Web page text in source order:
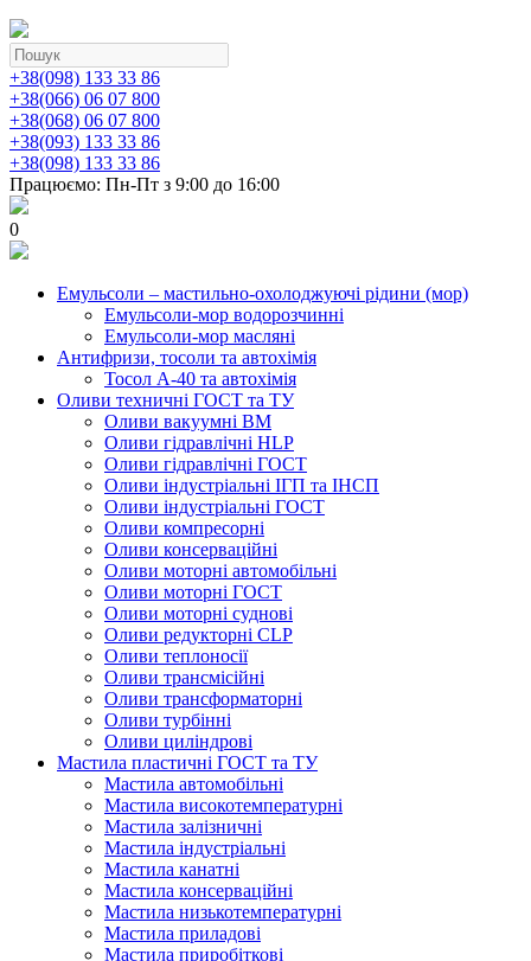
+38(098) 133 33 86
+38(066) 06 07 800
+38(068) 06 07 800
+38(093) 133 33 86
+38(098) 133 33 86
Працюємо: Пн-Пт з 9:00 до 16:00
0
Емульсоли – мастильно-охолоджуючі рідини (мор)
Емульсоли-мор водорозчинні
Емульсоли-мор масляні
Антифризи, тосоли та автохімія
Тосол А-40 та автохімія
Оливи техничні ГОСТ та ТУ
Оливи вакуумні ВМ
Оливи гідравлічні HLP
Оливи гідравлічні ГОСТ
Оливи індустріальні ІГП та ІНСП
Оливи індустріальні ГОСТ
Оливи компресорні
Оливи консерваційні
Оливи моторні автомобільні
Оливи моторні ГОСТ
Оливи моторні суднові
Оливи редукторні CLP
Оливи теплоносії
Оливи трансмісійні
Оливи трансформаторні
Оливи турбінні
Оливи циліндрові
Мастила пластичні ГОСТ та ТУ
Мастила автомобільні
Мастила високотемпературні
Мастила залізничні
Мастила індустріальні
Мастила канатні
Мастила консерваційні
Мастила низькотемпературні
Мастила приладові
Мастила приробіткові